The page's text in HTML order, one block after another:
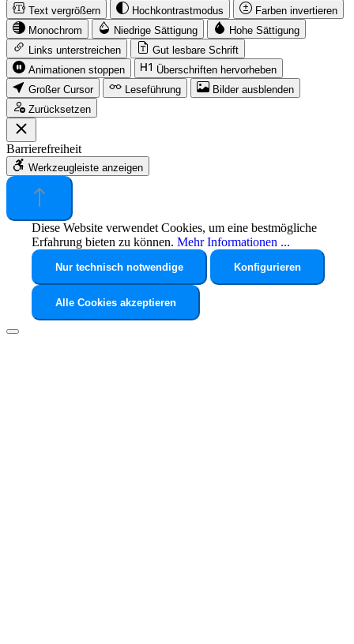
Text vergrößern Hochkontrastmodus
Farben invertieren
Monochrom
Niedrige Sättigung
Hohe Sättigung
Links unterstreichen
Gut lesbare Schrift
Animationen stoppen
Überschriften hervorheben
Großer Cursor
Leseführung
Bilder ausblenden
Zurücksetzen
Barrierefreiheit
Werkzeugleiste anzeigen
Diese Website verwendet Cookies, um eine bestmögliche
Erfahrung bieten zu können. Mehr Informationen ...
Nur technisch notwendige Konfigurieren
Alle Cookies akzeptieren